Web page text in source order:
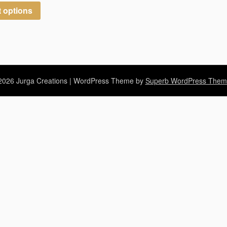
options
Jurga Creations | WordPress Theme by Superb WordPress